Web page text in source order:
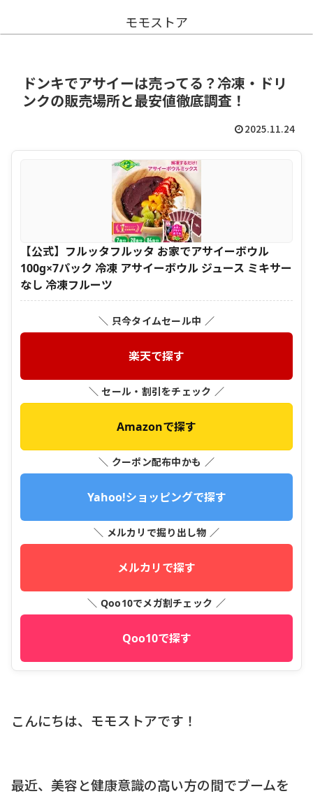
モモストア
ドンキでアサイーは売ってる？冷凍・ドリ
ンクの販売場所と最安値徹底調査！
2025.11.24
【公式】フルッタフルッタ お家でアサイーボウル
100g×7パック 冷凍 アサイーボウル ジュース ミキサー
なし 冷凍フルーツ
＼ 只今タイムセール中 ／
楽天で探す
＼ セール・割引をチェック ／
Amazonで探す
＼ クーポン配布中かも ／
Yahoo!ショッピングで探す
＼ メルカリで掘り出し物 ／
メルカリで探す
＼ Qoo10でメガ割チェック ／
Qoo10で探す
こんにちは、モモストアです！
最近、美容と健康意識の高い方の間でブームを